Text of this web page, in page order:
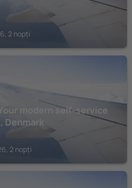
2 nopți
modern self-service
Denmark
2 nopți